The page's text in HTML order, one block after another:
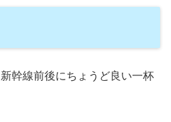
幹線前後にちょうど良い一杯